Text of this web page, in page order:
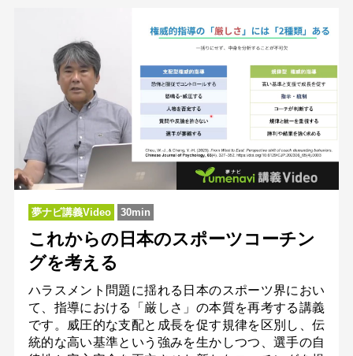
夢ナビ講義Video 30min
これからの日本のスポーツコーチン
グを考える
ハラスメント問題に揺れる日本のスポーツ界におい
て、指導における「厳しさ」の本質を再考する講義
です。威圧的な支配と成長を促す規律を区別し、伝
統的な高い基準という強みを生かしつつ、選手の自